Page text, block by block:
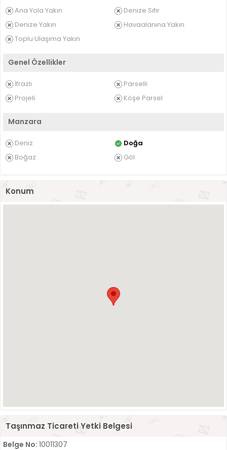
Ana Yola Yakın
Denize Sıfır
Denize Yakın
Havaalanına Yakın
Toplu Ulaşıma Yakın
Genel Özellikler
İfrazlı
Parselli
Projeli
Köşe Parsel
Manzara
Deniz
Doğa
Boğaz
Göl
Konum
Taşınmaz Ticareti Yetki Belgesi
Belge No: 10011307